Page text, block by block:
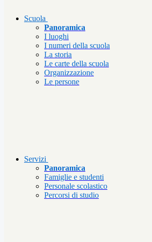
Scuola
Panoramica
I luoghi
I numeri della scuola
La storia
Le carte della scuola
Organizzazione
Le persone
Servizi
Panoramica
Famiglie e studenti
Personale scolastico
Percorsi di studio